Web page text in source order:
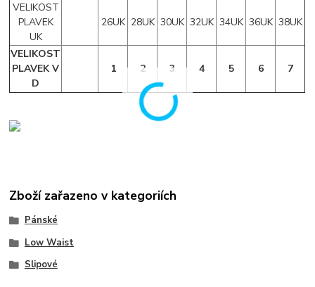
VELIKOST
PLAVEK
UK
26UK 28UK 30UK 32UK 34UK 36UK 38UK
VELIKOST
PLAVEK V
D
1 2 3 4 5 6 7
Zboží zařazeno v kategoriích
Pánské
Low Waist
Slipové